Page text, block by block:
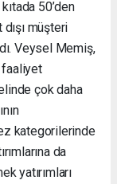
50’den
müşteri
Veysel Memiş,
çok daha
kategorilerinde
da
yatırımları